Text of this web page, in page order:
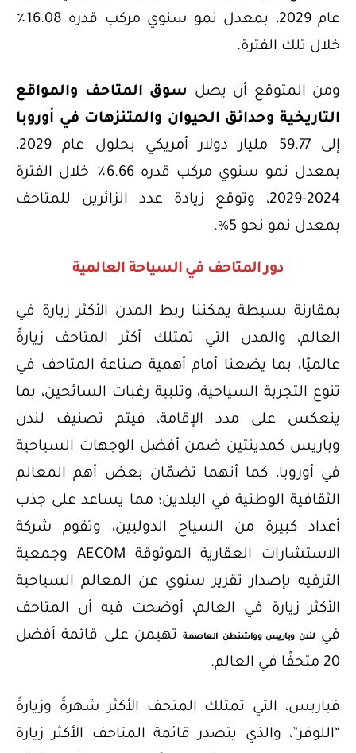
عام 2029، بمعدل نمو سنوي مركب قدره 16.08٪
خلال تلك الفترة.
ومن المتوقع أن يصل سوق المتاحف والمواقع
التاريخية وحدائق الحيوان والمتنزهات في أوروبا
إلى 59.77 مليار دولار أمريكي بحلول عام 2029،
بمعدل نمو سنوي مركب قدره 6.66٪ خلال الفترة
2024-2029، وتوقع زيادة عدد الزائرين للمتاحف
بمعدل نمو نحو 5%.
دور المتاحف في السياحة العالمية
بمقارنة بسيطة يمكننا ربط المدن الأكثر زيارة في
العالم، والمدن التي تمتلك أكثر المتاحف زيارةً
عالميًا، بما يضعنا أمام أهمية صناعة المتاحف في
تنوع التجربة السياحية، وتلبية رغبات السائحين، بما
ينعكس على مدد الإقامة، فيتم تصنيف لندن
وباريس كمدينتين ضمن أفضل الوجهات السياحية
في أوروبا، كما أنهما تضمّان بعض أهم المعالم
الثقافية الوطنية في البلدين؛ مما يساعد على جذب
أعداد كبيرة من السياح الدوليين، وتقوم شركة
الاستشارات العقارية الموثوقة AECOM وجمعية
الترفيه بإصدار تقرير سنوي عن المعالم السياحية
الأكثر زيارة في العالم، أوضحت فيه أن المتاحف
فيلندن وباريس وواشنطن العاصمةتهيمن على قائمة أفضل
20 متحفًا في العالم.
فباريس، التي تمتلك المتحف الأكثر شهرةً وزيارةً
“اللوفر”، والذي يتصدر قائمة المتاحف الأكثر زيارة